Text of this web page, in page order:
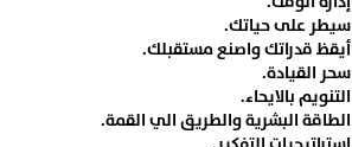
سيطر على حياتك.
أيقظ قدراتك واصنع مستقبلك.
سحر القيادة.
التنويم بالايحاء.
الطاقة البشرية والطريق الي القمة.